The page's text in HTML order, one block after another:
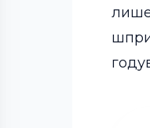
лише